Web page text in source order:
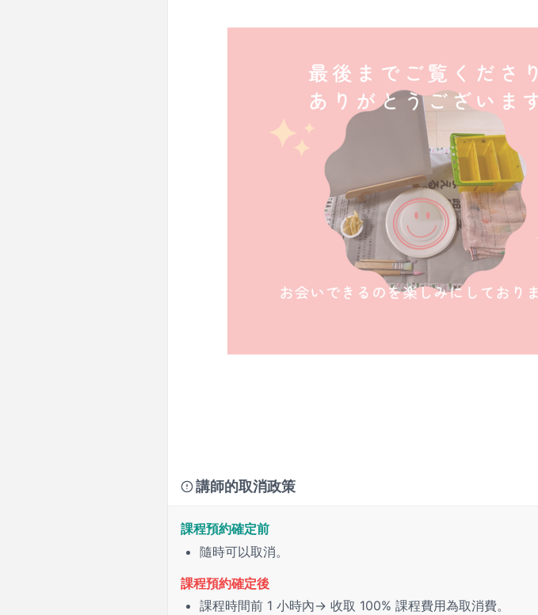
講師的取消政策
課程預約確定前
隨時可以取消。
課程預約確定後
課程時間前 1 小時內→ 收取 100% 課程費用為取消費。